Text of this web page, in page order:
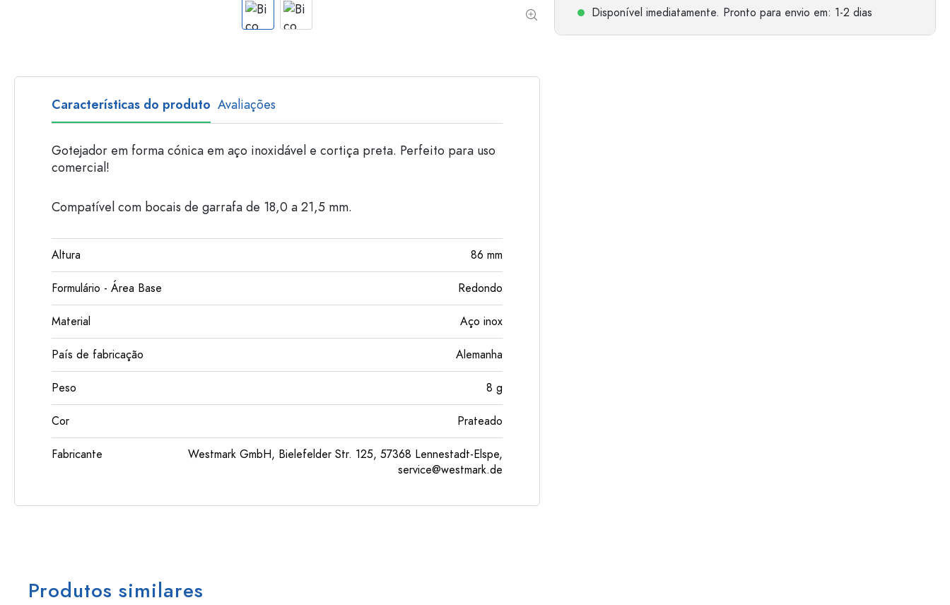
Garrafas de plastico
Disponível imediatamente. Pronto para envio em: 1-2 dias
Características do produto Avaliações
Gotejador em forma cónica em aço inoxidável e cortiça preta. Perfeito para uso
comercial!
Compatível com bocais de garrafa de 18,0 a 21,5 mm.
Altura 86 mm
Formulário - Área Base Redondo
Material Aço inox
País de fabricação Alemanha
Peso 8 g
Cor Prateado
Fabricante
Westmark GmbH, Bielefelder Str. 125, 57368 Lennestadt-Elspe,
service@westmark.de
Produtos similares